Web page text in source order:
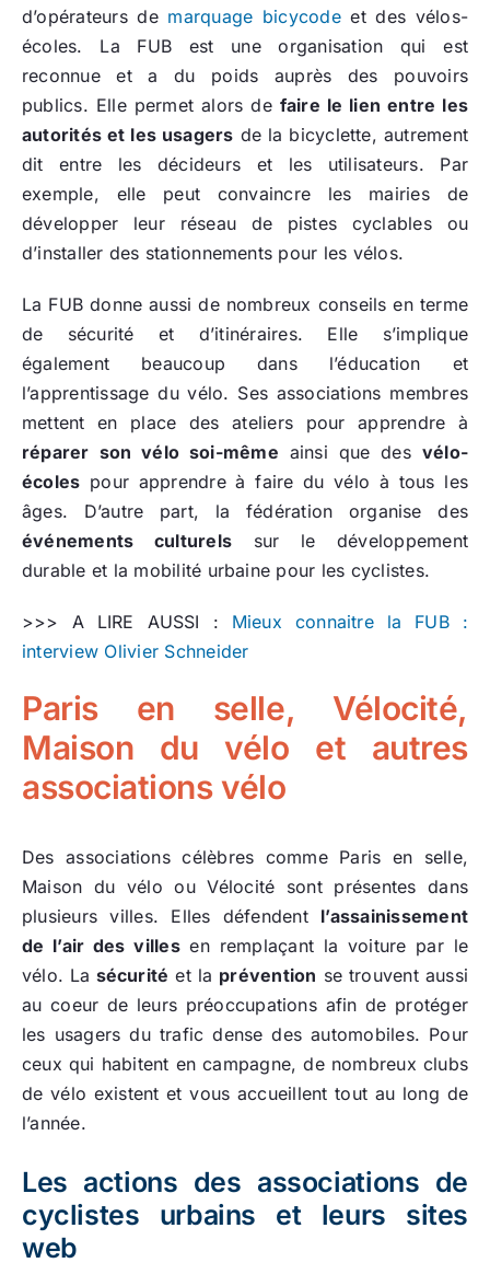
d’opérateurs de marquage bicycodeet des vélos-
écoles. La FUB est une organisation qui est
reconnue et a du poids auprès des pouvoirs
publics. Elle permet alors de faire le lien entre les
autorités et les usagers de la bicyclette, autrement
dit entre les décideurs et les utilisateurs. Par
exemple, elle peut convaincre les mairies de
développer leur réseau de pistes cyclables ou
d’installer des stationnements pour les vélos.
La FUB donne aussi de nombreux conseils en terme
de sécurité et d’itinéraires. Elle s’implique
également beaucoup dans l’éducation et
l’apprentissage du vélo. Ses associations membres
mettent en place des ateliers pour apprendre à
réparer son vélo soi-même ainsi que des vélo-
écoles pour apprendre à faire du vélo à tous les
âges. D’autre part, la fédération organise des
événements culturels sur le développement
durable et la mobilité urbaine pour les cyclistes.
>>> A LIRE AUSSI : Mieux connaitre la FUB :
interview Olivier Schneider
Paris en selle, Vélocité,
Maison du vélo et autres
associations vélo
Des associations célèbres comme Paris en selle,
Maison du vélo ou Vélocité sont présentes dans
plusieurs villes. Elles défendent l’assainissement
de l’air des villesen remplaçant la voiture par le
vélo. La sécurité et la prévention se trouvent aussi
au coeur de leurs préoccupations afin de protéger
les usagers du trafic dense des automobiles. Pour
ceux qui habitent en campagne, de nombreux clubs
de vélo existent et vous accueillent tout au long de
l’année.
Les actions des associations de
cyclistes urbains et leurs sites
web